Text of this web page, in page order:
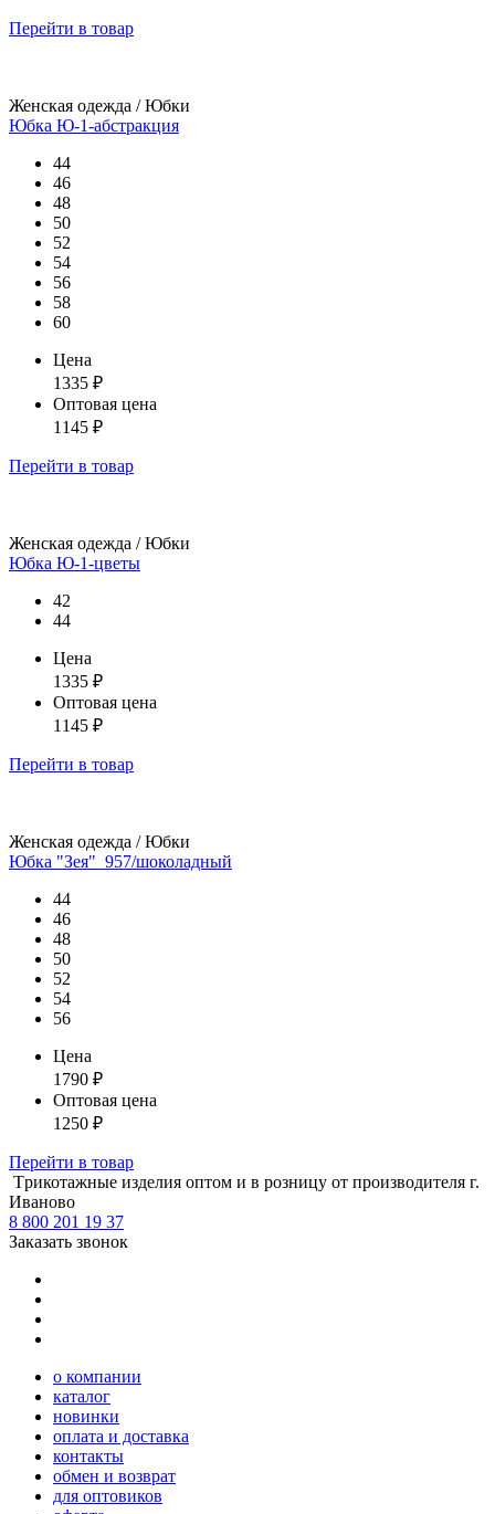
Перейти в товар
Женская одежда / Юбки
Юбка Ю-1-абстракция
44
46
48
50
52
54
56
58
60
Цена
1335 ₽
Оптовая цена
1145 ₽
Перейти в товар
Женская одежда / Юбки
Юбка Ю-1-цветы
42
44
Цена
1335 ₽
Оптовая цена
1145 ₽
Перейти в товар
Женская одежда / Юбки
Юбка "Зея"_957/шоколадный
44
46
48
50
52
54
56
Цена
1790 ₽
Оптовая цена
1250 ₽
Перейти в товар
Tрикотажные изделия оптом и в розницу от производителя г.
Иваново
8 800 201 19 37
Заказать звонок
о компании
каталог
новинки
оплата и доставка
контакты
обмен и возврат
для оптовиков